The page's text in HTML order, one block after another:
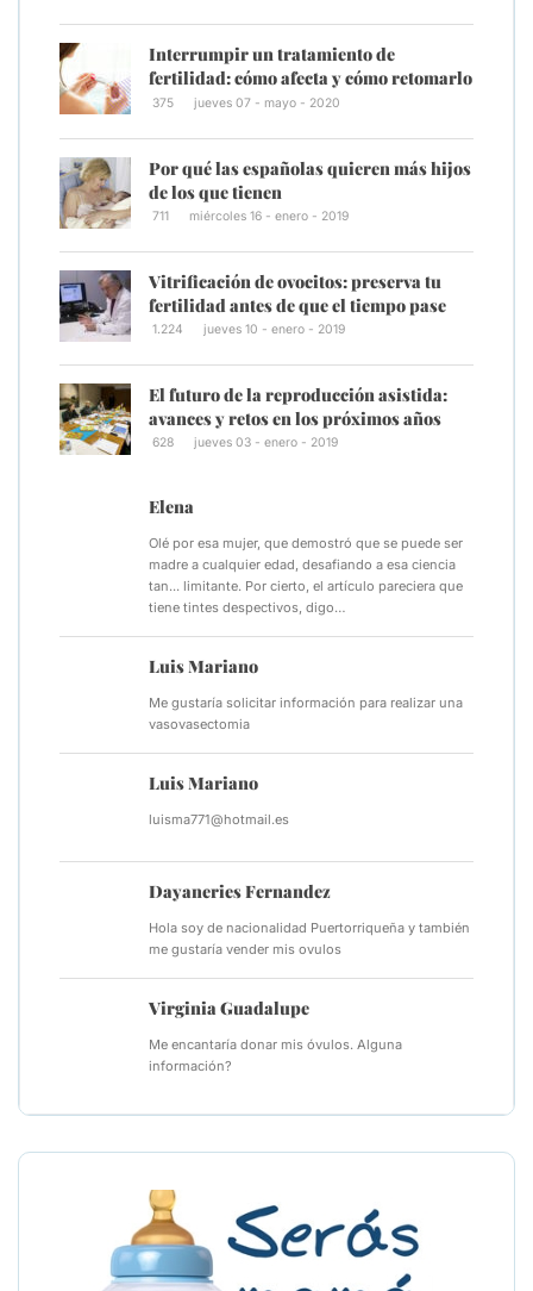
Interrumpir un tratamiento de
fertilidad: cómo afecta y cómo retomarlo
375 jueves 07 - mayo - 2020
Por qué las españolas quieren más hijos
de los que tienen
711 miércoles 16 - enero - 2019
Vitrificación de ovocitos: preserva tu
fertilidad antes de que el tiempo pase
1.224 jueves 10 - enero - 2019
El futuro de la reproducción asistida:
avances y retos en los próximos años
628 jueves 03 - enero - 2019
Elena
Olé por esa mujer, que demostró que se puede ser
madre a cualquier edad, desafiando a esa ciencia
tan... limitante. Por cierto, el artículo pareciera que
tiene tintes despectivos, digo…
Luis Mariano
Me gustaría solicitar información para realizar una
vasovasectomia
Luis Mariano
luisma771@hotmail.es
Dayaneries Fernandez
Hola soy de nacionalidad Puertorriqueña y también
me gustaría vender mis ovulos
Virginia Guadalupe
Me encantaría donar mis óvulos. Alguna
información?